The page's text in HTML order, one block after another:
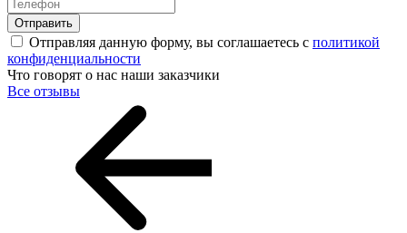
Отправить
Отправляя данную форму, вы соглашаетесь с политикой
конфиденциальности
Что говорят о нас наши заказчики
Все отзывы